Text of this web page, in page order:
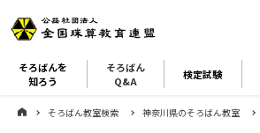
そろばんを
知ろう
そろばん
Q&A
検定試験
そろばん教室検索 神奈川県のそろばん教室